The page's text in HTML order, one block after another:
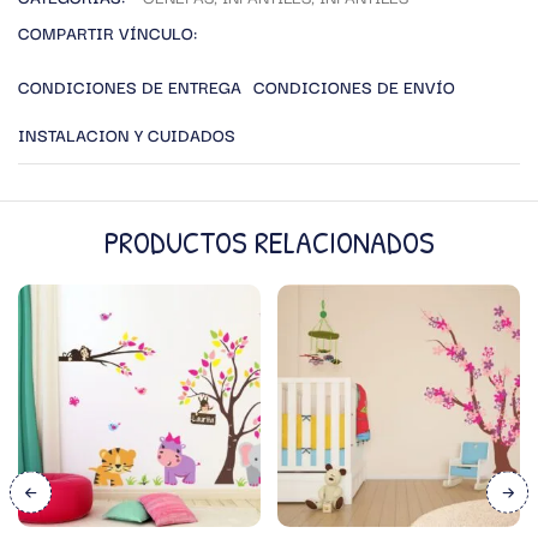
COMPARTIR VÍNCULO:
CONDICIONES DE ENTREGA CONDICIONES DE ENVÍO
INSTALACION Y CUIDADOS
PRODUCTOS RELACIONADOS